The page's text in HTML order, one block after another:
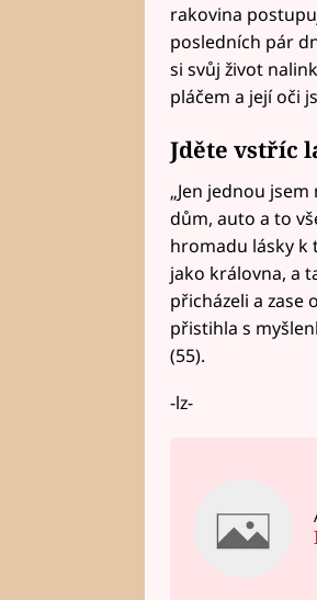
rakovina
posledních pár
si svůj život
pláčem a její oči
Jděte vstříc
„Jen jednou
dům, auto a to
hromadu lásky k
jako královna, a
přicházeli a zase
přistihla s
(55).
-lz-